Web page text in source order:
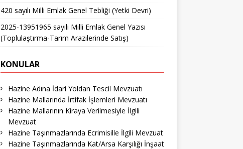
420 sayılı Milli Emlak Genel Tebliği (Yetki Devri)
2025-13951965 sayılı Milli Emlak Genel Yazısı
(Toplulaştırma-Tarım Arazilerinde Satış)
KONULAR
Hazine Adına İdari Yoldan Tescil Mevzuatı
Hazine Mallarında İrtifak İşlemleri Mevzuatı
Hazine Mallarının Kiraya Verilmesiyle İlgili
Mevzuat
Hazine Taşınmazlarında Ecrimisille İlgili Mevzuat
Hazine Taşınmazlarında Kat/Arsa Karşılığı İnşaat